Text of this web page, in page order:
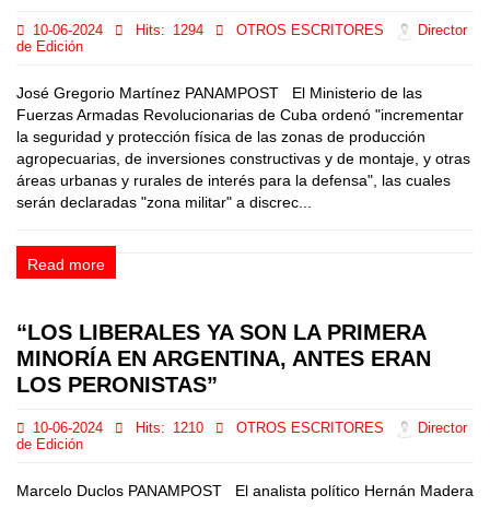
10-06-2024 Hits: 1294 OTROS ESCRITORES
Director
de Edición
José Gregorio Martínez PANAMPOST El Ministerio de las
Fuerzas Armadas Revolucionarias de Cuba ordenó "incrementar
la seguridad y protección física de las zonas de producción
agropecuarias, de inversiones constructivas y de montaje, y otras
áreas urbanas y rurales de interés para la defensa", las cuales
serán declaradas "zona militar" a discrec...
Read more
“LOS LIBERALES YA SON LA PRIMERA
MINORÍA EN ARGENTINA, ANTES ERAN
LOS PERONISTAS”
10-06-2024 Hits: 1210 OTROS ESCRITORES
Director
de Edición
Marcelo Duclos PANAMPOST El analista político Hernán Madera